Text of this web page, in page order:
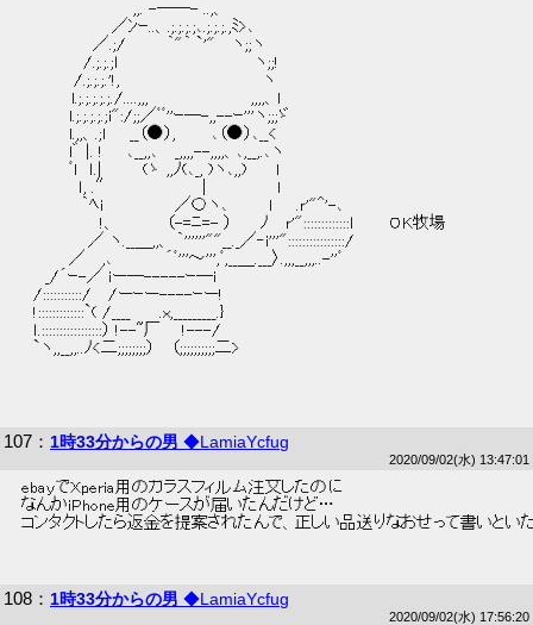
,,. -――- ..,、
／ﾝｰ..、.;.;.;.;､.;.;.;.,ﾐ>､
／.;/ 　　　｀"｀ `'"　 ヽ;;ヽ
/.;.;.;ｌ　　　　　　　　　　　 ヽ;;!
/.;.;.;.'!,　　　　　　 　 　 　 　 ヽ
l.;.;.;.;.;./....,,,　　　　 　 　 　 ,,,,、l
l.;.;.;.;.;i":/;;／ﾞﾞ''ｰ―-,,--ｰ'''ヽ;;;ゞ
l.,,、.;l　　__（●）,　　　､（●）､__<
l゛ |. !　　､__,,､　 _,,,,--,,,,、､,__,.､ヽ
ﾞl　ｌ.|　　　 (ゝ ,,ﾉ(､_, )ヽ､,,)　　 l
ｌ, .″　　　　　　　│　　　　　 l
｀ﾍi 　 　 　 　 ／〇ヽ､　　　 l　　.ｒ'"^'-､
!、　 　 　 （-=ﾆ=- ）　　 ﾉ　 ｒ'":::::::::::::ｌ　　　OK牧場
／ ヽ.__＿,,、 ｀''''''""__._／‐i'''"::::::::::::::::/
／　 ,､　 　　　´ﾞ'''～''',ﾞ,__＿.___〉.,,,__,,,..-''ﾞ
_/´ｰ-／ iー―-----ｰ―i
/:::::::::::/　 /ーｰー----ｰー!
!:::::::::::::`( /____　　 .x,_________.}
ｌ.:::::::::::::::::） !--~厂 　 !---/
`ヽ,,__,,..ﾉ<二;;;;;;;;） 　（;;;;;;;;;;二>
107 ： 1時33分からの男 ◆LamiaYcfug
2020/09/02(水) 13:47:01
ebayでXperia用のガラスフィルム注文したのに
なんかiPhone用のケースが届いたんだけど…
コンタクトしたら返金を提案されたんで、正しい品送りなおせって書いとい
108 ： 1時33分からの男 ◆LamiaYcfug
2020/09/02(水) 17:56:20